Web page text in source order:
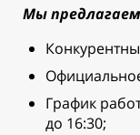
Мы
График
до 16:30;